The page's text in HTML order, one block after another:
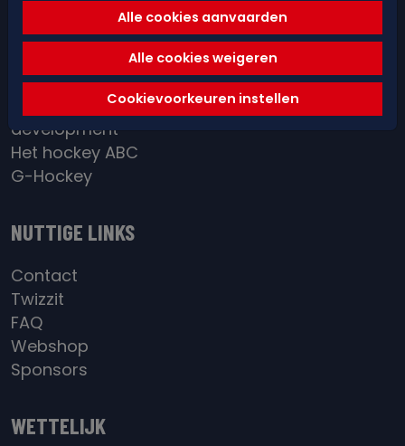
arbitrage
Red&Blue Academy
District / BeGold
development
Het hockey ABC
G-Hockey
NUTTIGE LINKS
Contact
Twizzit
FAQ
Webshop
Sponsors
WETTELIJK
Alle cookies aanvaarden
Alle cookies weigeren
Cookievoorkeuren instellen